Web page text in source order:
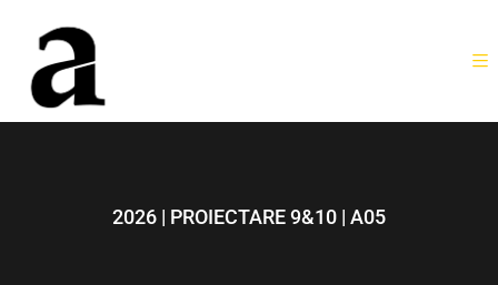
2026 | PROIECTARE 9&10 | A05